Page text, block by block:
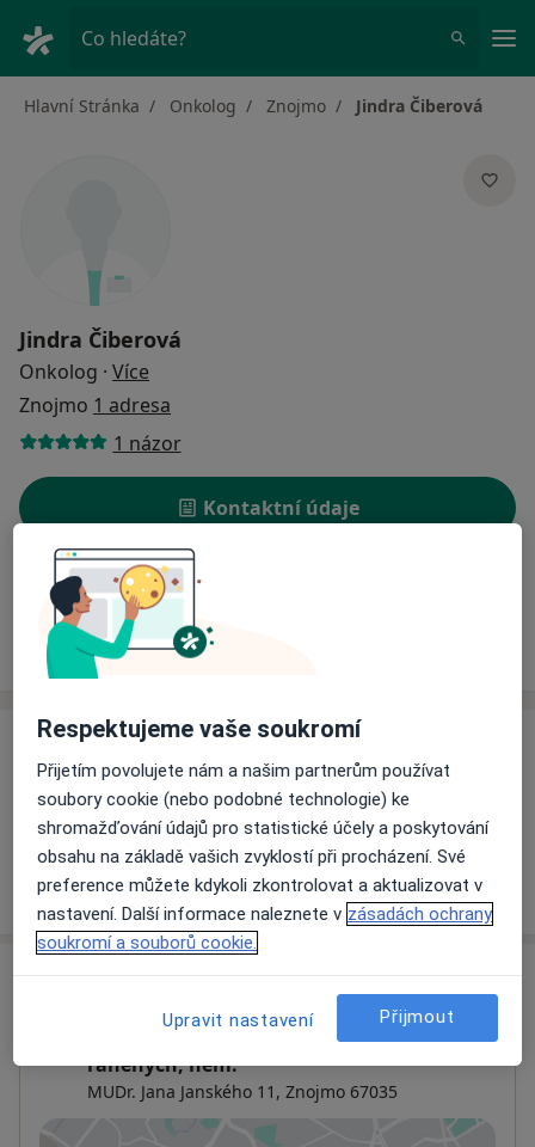
Co hledáte?
Hlavní Stránka Onkolog Znojmo Jindra Čiberová
Jindra Čiberová
Onkolog · Více
Znojmo 1 adresa
1 názor
Kontaktní údaje
Ceník Adresy
Ceník
Informace o službách a cenách nejsou k dispozici
Tento specialista ještě nepřidával žádné informace o
svých službách.
Nemocnice Znojmo, p.o., Doprava
raněných, nem.
MUDr. Jana Janského 11, Znojmo 67035
Respektujeme vaše soukromí
Přijetím povolujete nám a našim partnerům používat
soubory cookie (nebo podobné technologie) ke
shromažďování údajů pro statistické účely a poskytování
obsahu na základě vašich zvyklostí při procházení. Své
preference můžete kdykoli zkontrolovat a aktualizovat v
nastavení. Další informace naleznete v zásadách ochrany
soukromí a souborů cookie.
Upravit nastavení Přijmout